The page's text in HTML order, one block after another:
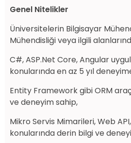
Genel Nitelikler
Üniversitelerin Bilgisayar
Mühendisliği veya ilgili
C#, ASP.Net Core, Angular
konularında en az 5 yıl
Entity Framework gibi ORM
ve deneyim sahip,
Mikro Servis Mimarileri, Web API,
konularında derin bilgi ve